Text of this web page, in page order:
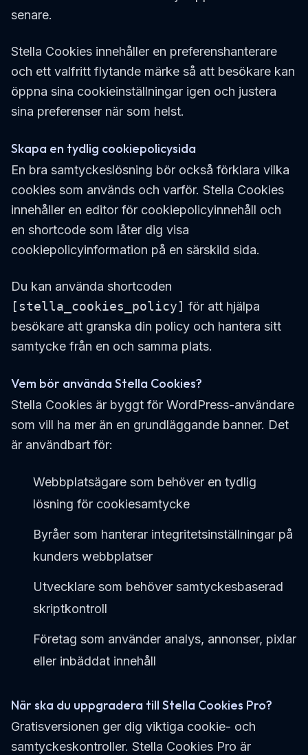
senare.
Stella Cookies innehåller en preferenshanterare
och ett valfritt flytande märke så att besökare kan
öppna sina cookieinställningar igen och justera
sina preferenser när som helst.
Skapa en tydlig cookiepolicysida
En bra samtyckeslösning bör också förklara vilka
cookies som används och varför. Stella Cookies
innehåller en editor för cookiepolicyinnehåll och
en shortcode som låter dig visa
cookiepolicyinformation på en särskild sida.
Du kan använda shortcoden
[stella_cookies_policy] för att hjälpa
besökare att granska din policy och hantera sitt
samtycke från en och samma plats.
Vem bör använda Stella Cookies?
Stella Cookies är byggt för WordPress-användare
som vill ha mer än en grundläggande banner. Det
är användbart för:
Webbplatsägare som behöver en tydlig
lösning för cookiesamtycke
Byråer som hanterar integritetsinställningar på
kunders webbplatser
Utvecklare som behöver samtyckesbaserad
skriptkontroll
Företag som använder analys, annonser, pixlar
eller inbäddat innehåll
När ska du uppgradera till Stella Cookies Pro?
Gratisversionen ger dig viktiga cookie- och
samtyckeskontroller. Stella Cookies Pro är